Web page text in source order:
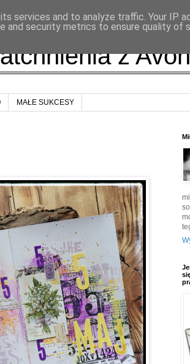
z
MAŁE SUKCESY
services and to analyze traffic. Your IP
and security metrics to ensure quality of